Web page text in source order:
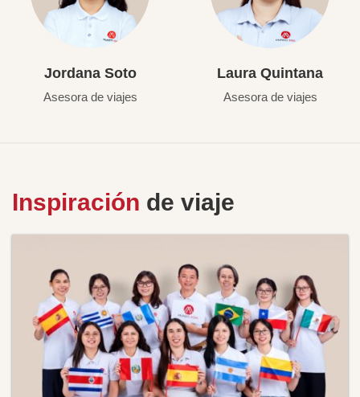
Jordana Soto
Asesora de viajes
Laura Quintana
Asesora de viajes
Inspiración de viaje